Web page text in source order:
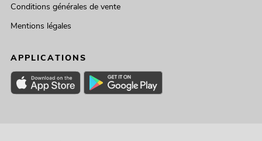
Conditions générales de vente
Mentions légales
APPLICATIONS